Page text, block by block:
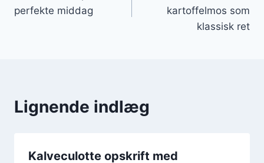
perfekte middag
kartoffelmos som
klassisk ret
Lignende indlæg
Kalveculotte opskrift med